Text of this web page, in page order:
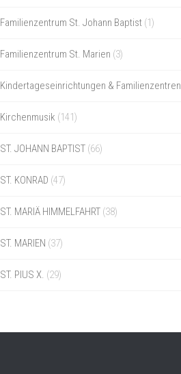
Familienzentrum St. Johann Baptist(1)
Familienzentrum St. Marien (3)
Kindertageseinrichtungen & Familienzentren
Kirchenmusik (141)
ST. JOHANN BAPTIST(66)
ST. KONRAD (47)
ST. MARIÄ HIMMELFAHRT(38)
ST. MARIEN (37)
ST. PIUS X. (29)